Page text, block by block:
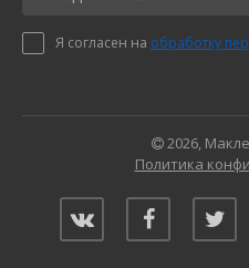
Я согласен на обработку
2026,
Политика